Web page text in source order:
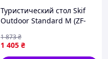
Туристический стол Skif
Outdoor Standard M (ZF-
1 405 ₴
1 873₴